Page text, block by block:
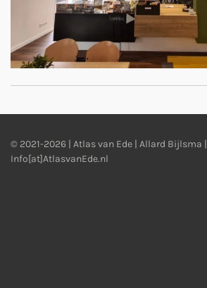
© 2021-2026 | Atlas van Ede | Allard Bijlsma |
Info[at]AtlasvanEde.nl